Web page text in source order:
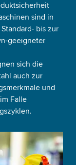
sind in
bis zur
geeigneter
sich die
auch zur
und
Falle